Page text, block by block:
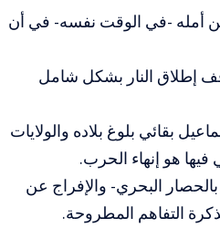
أمله -في الوقت نفسه- في أن
إطلاق النار بشكل شامل
بقائي بلوغ بلاده والولايات
فيها هو إنهاء الحرب.
بالحصار البحري- والإفراج عن
التفاهم المطروحة.